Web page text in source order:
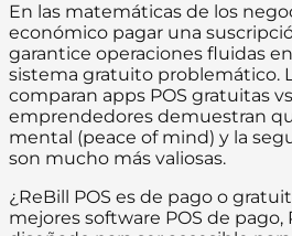
En las matemáticas de los
económico pagar una
garantice operaciones fluidas
sistema gratuito problemático.
comparan apps POS gratuitas
emprendedores demuestran
mental (peace of mind) y la
son mucho más valiosas.
¿ReBill POS es de pago o
mejores software POS de pago,